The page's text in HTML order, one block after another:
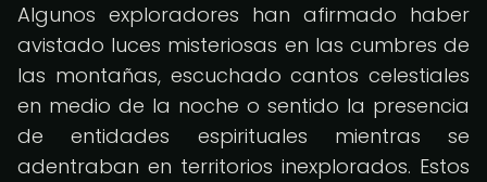
Algunos exploradores han afirmado haber
avistado luces misteriosas en las cumbres de
las montañas, escuchado cantos celestiales
en medio de la noche o sentido la presencia
de entidades espirituales mientras se
adentraban en territorios inexplorados. Estos